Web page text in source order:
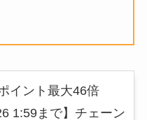
ポイント最大46倍
1:59まで】チェーン